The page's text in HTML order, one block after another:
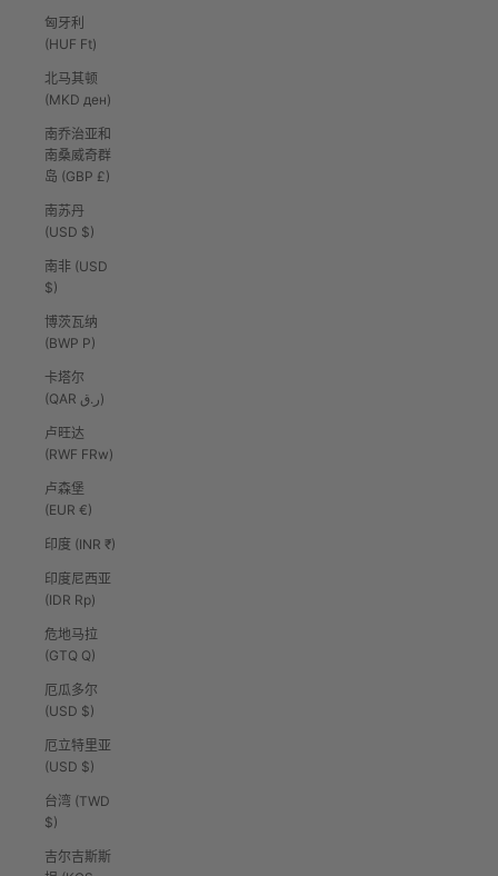
匈牙利
(HUF Ft)
北马其顿
(MKD ден)
南乔治亚和
南桑威奇群
岛 (GBP £)
南苏丹
(USD $)
南非 (USD
$)
博茨瓦纳
(BWP P)
卡塔尔
(QAR ر.ق)
卢旺达
(RWF FRw)
卢森堡
(EUR €)
印度 (INR ₹)
印度尼西亚
(IDR Rp)
危地马拉
(GTQ Q)
厄瓜多尔
(USD $)
厄立特里亚
(USD $)
台湾 (TWD
$)
吉尔吉斯斯